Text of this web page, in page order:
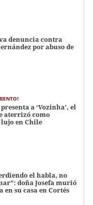
denuncia contra
por abuso de
a ‘Vozinha’, el
aterrizó como
en Chile
el habla, no
doña Josefa murió
en su casa en Cortés